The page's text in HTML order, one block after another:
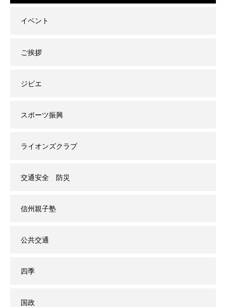
イベント
ご挨拶
ジビエ
スポーツ振興
ライオンズクラブ
交通安全 防災
信州親子塾
公共交通
四季
国政